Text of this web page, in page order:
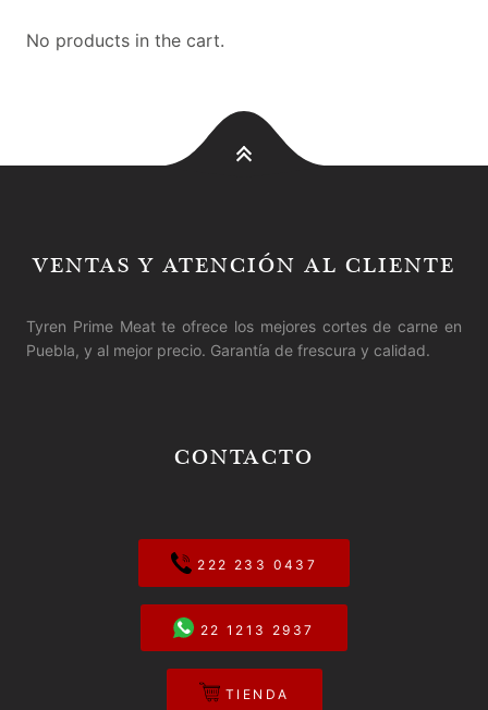
No products in the cart.
VENTAS Y ATENCIÓN AL CLIENTE
Tyren Prime Meat te ofrece los mejores cortes de carne en
Puebla, y al mejor precio. Garantía de frescura y calidad.
CONTACTO
222 233 0437
22 1213 2937
TIENDA